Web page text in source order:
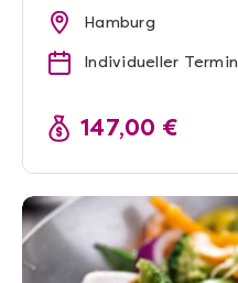
Hamburg
Individueller Termin
147,00 €